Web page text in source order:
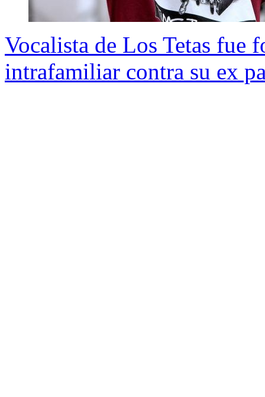
Vocalista de Los Tetas fue
intrafamiliar contra su ex